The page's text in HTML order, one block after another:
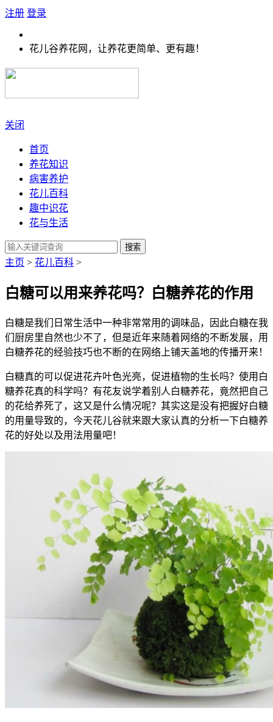
注册 登录
花儿谷养花网，让养花更简单、更有趣！
关闭
首页
养花知识
病害养护
花儿百科
趣中识花
花与生活
搜索
主页 > 花儿百科 >
白糖可以用来养花吗？白糖养花的作用
白糖是我们日常生活中一种非常常用的调味品，因此白糖在我
们厨房里自然也少不了，但是近年来随着网络的不断发展，用
白糖养花的经验技巧也不断的在网络上铺天盖地的传播开来！
白糖真的可以促进花卉叶色光亮，促进植物的生长吗？使用白
糖养花真的科学吗？有花友说学着别人白糖养花，竟然把自己
的花给养死了，这又是什么情况呢？其实这是没有把握好白糖
的用量导致的，今天花儿谷就来跟大家认真的分析一下白糖养
花的好处以及用法用量吧！